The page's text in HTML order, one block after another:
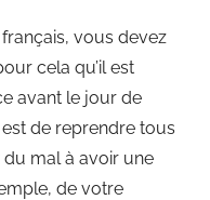
vous devez
cela qu’il est
avant le jour de
de reprendre tous
mal à avoir une
de votre